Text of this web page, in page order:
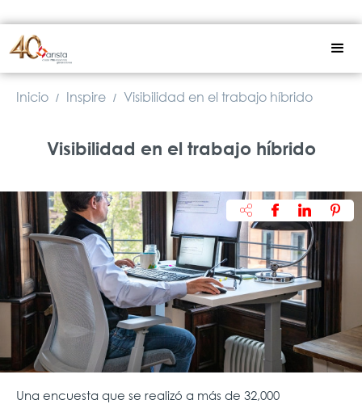
Inicio / Inspire / Visibilidad en el trabajo híbrido
Visibilidad en el trabajo híbrido
Una encuesta que se realizó a más de 32,000